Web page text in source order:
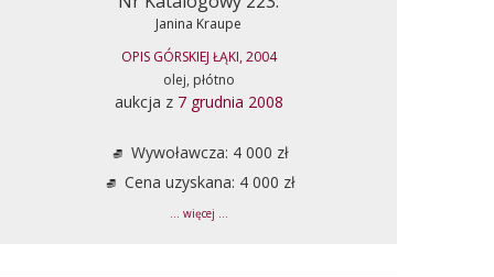
Janina Kraupe
OPIS GÓRSKIEJ ŁĄKI, 2004
olej, płótno
aukcja z 7 grudnia 2008
Wywoławcza: 4 000 zł
Cena uzyskana: 4 000 zł
... więcej ...